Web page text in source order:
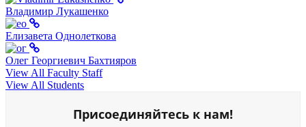
Владимир Лукашенко
Елизавета Однолеткова
Олег Георгиевич Бахтияров
View All Faculty Staff
View All Students
Присоединяйтесь к нам!